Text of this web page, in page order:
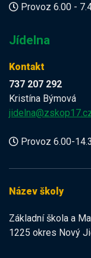
Provoz 6.00 -
Jídelna
Kontakt
737 207 292
Kristína Býmová
Provoz 6.00-
Název školy
Základní škola a
1225 okres Nový